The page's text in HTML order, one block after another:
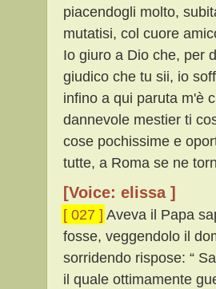
piacendogli molto,
mutatisi, col cuore
Io giuro a Dio che, per
giudico che tu sii, io
infino a qui paruta m'è
dannevole mestier ti
cose pochissime e
tutte, a Roma se ne
[Voice: elissa ]
[ 027 ] Aveva il Papa
fosse, veggendolo il
sorridendo rispose: “
il quale ottimamente